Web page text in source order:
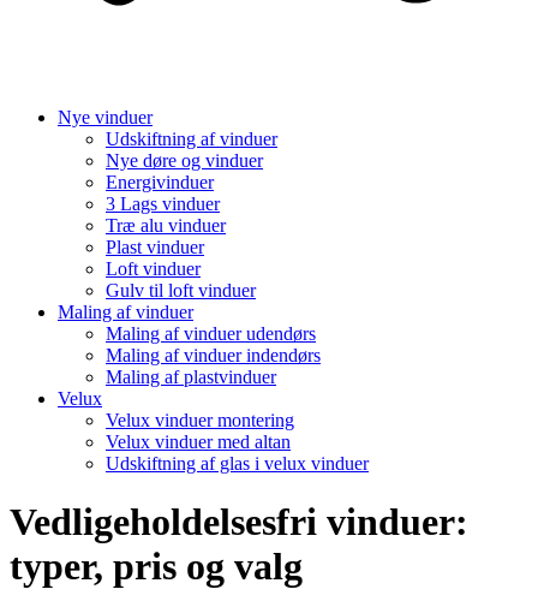
Nye vinduer
Udskiftning af vinduer
Nye døre og vinduer
Energivinduer
3 Lags vinduer
Træ alu vinduer
Plast vinduer
Loft vinduer
Gulv til loft vinduer
Maling af vinduer
Maling af vinduer udendørs
Maling af vinduer indendørs
Maling af plastvinduer
Velux
Velux vinduer montering
Velux vinduer med altan
Udskiftning af glas i velux vinduer
Vedligeholdelsesfri vinduer:
typer, pris og valg